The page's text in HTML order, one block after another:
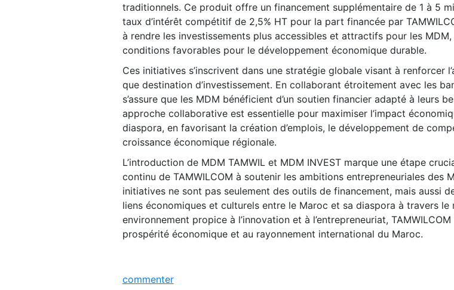
traditionnels. Ce produit offre un financement supplémentaire de 1 à 5
taux d’intérêt compétitif de 2,5% HT pour la part financée par
à rendre les investissements plus accessibles et attractifs pour les
conditions favorables pour le développement économique durable.
Ces initiatives s’inscrivent dans une stratégie globale visant à renforcer
que destination d’investissement. En collaborant étroitement avec les
s’assure que les MDM bénéficient d’un soutien financier adapté à leurs
approche collaborative est essentielle pour maximiser l’impact
diaspora, en favorisant la création d’emplois, le développement de
croissance économique régionale.
L’introduction de MDM TAMWIL et MDM INVEST marque une étape
continu de TAMWILCOM à soutenir les ambitions entrepreneuriales des
initiatives ne sont pas seulement des outils de financement, mais aussi
liens économiques et culturels entre le Maroc et sa diaspora à travers le
environnement propice à l’innovation et à l’entrepreneuriat,
prospérité économique et au rayonnement international du Maroc.
commenter